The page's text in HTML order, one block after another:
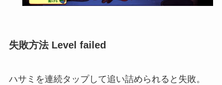
失敗方法 Level failed
ハサミを連続タップして追い詰められると失敗。